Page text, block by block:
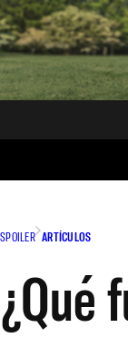
SPOILER ARTÍCULOS
¿Qué